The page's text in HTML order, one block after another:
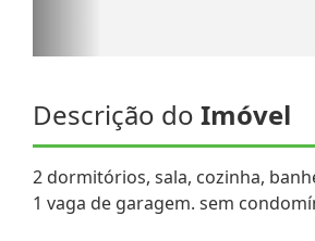
Descrição do Imóvel
2 dormitórios, sala, cozinha,
1 vaga de garagem. sem